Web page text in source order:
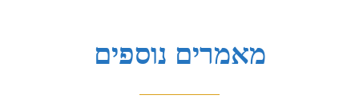
מאמרים נוספים